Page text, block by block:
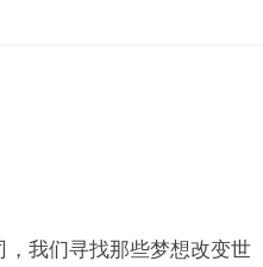
我们寻找那些梦想改变世